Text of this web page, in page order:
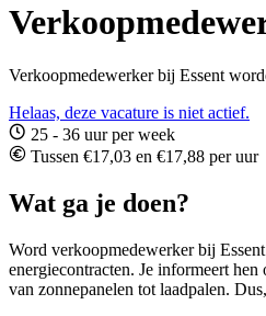
Verkoopmedewerker bij Essent
Helaas, deze vacature is niet actief.
25 - 36 uur per week
Tussen €17,03 en €17,88 per uur
Wat ga je doen?
Word verkoopmedewerker bij
energiecontracten. Je informeert
van zonnepanelen tot laadpalen.